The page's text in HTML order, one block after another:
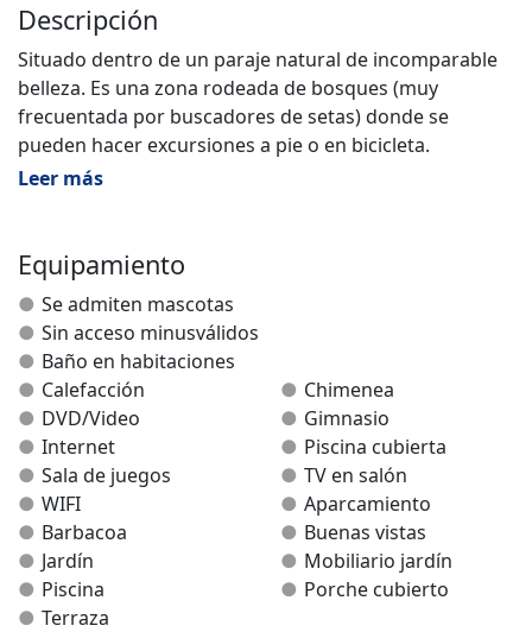
Descripción
Situado dentro de un paraje natural de incomparable
belleza. Es una zona rodeada de bosques (muy
frecuentada por buscadores de setas) donde se
pueden hacer excursiones a pie o en bicicleta.
Accesible por carretera asfaltada, está a solamente 15
fitness, y sala de juegos.
(Los servicios exteriores son compartidos por los
alojamientos de las dos casas.).
Leer más
Equipamiento
Se admiten mascotas
Sin acceso minusválidos
Baño en habitaciones
Calefacción
Chimenea
DVD/Video
Gimnasio
Internet
Piscina cubierta
Sala de juegos
TV en salón
WIFI
Aparcamiento
Barbacoa
Buenas vistas
Jardín
Mobiliario jardín
Piscina
Porche cubierto
Terraza